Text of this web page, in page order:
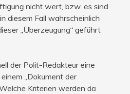
nicht wert, bzw. es sind
diesem Fall wahrscheinlich
„Überzeugung“ geführt
der Polit-Redakteur eine
„Dokument der
Kriterien werden da